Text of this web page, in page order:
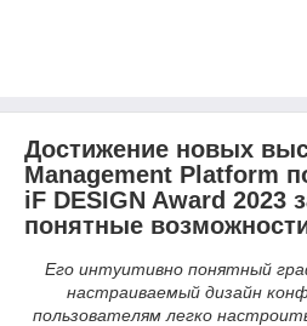
Достижение новых
Management Platform
iF DESIGN Award 2023
понятные
Его интуитивно понятный
настраиваемый дизайн
пользователям легко